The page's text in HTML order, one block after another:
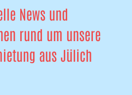
News und
rund um unsere
aus Jülich